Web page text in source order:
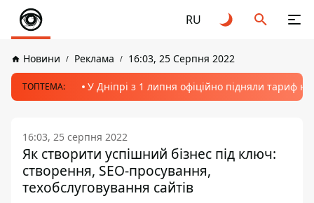
RU
Новини Реклама 16:03, 25 Серпня 2022
ТОПТЕМА: У Дніпрі з 1 липня офіційно підняли тариф
16:03, 25 серпня 2022
Як створити успішний бізнес під ключ:
створення, SEO-просування,
техобслуговування сайтів